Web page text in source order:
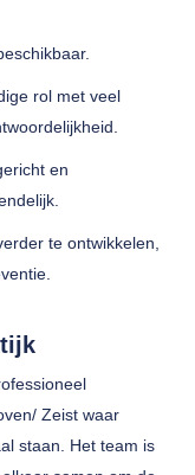
rol met veel
en
te ontwikkelen,
Zeist waar
staan. Het team is